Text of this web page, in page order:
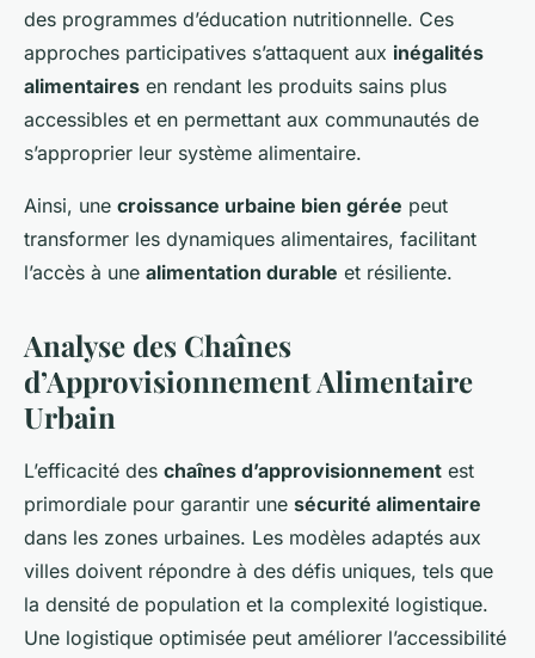
des programmes d’éducation nutritionnelle. Ces
approches participatives s’attaquent aux inégalités
alimentaires en rendant les produits sains plus
accessibles et en permettant aux communautés de
s’approprier leur système alimentaire.
Ainsi, une croissance urbaine bien gérée peut
transformer les dynamiques alimentaires, facilitant
l’accès à une alimentation durable et résiliente.
Analyse des Chaînes
d’Approvisionnement Alimentaire
Urbain
L’efficacité des chaînes d’approvisionnement est
primordiale pour garantir une sécurité alimentaire
dans les zones urbaines. Les modèles adaptés aux
villes doivent répondre à des défis uniques, tels que
la densité de population et la complexité logistique.
Une logistique optimisée peut améliorer l’accessibilité